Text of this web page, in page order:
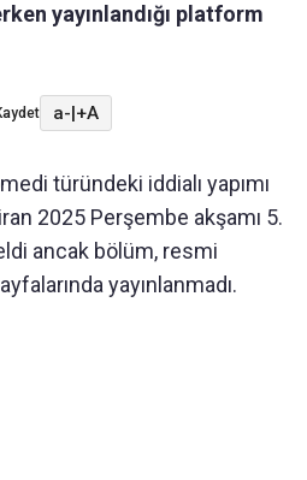
yayınlandığı platform
a-|+A
türündeki iddialı yapımı
2025 Perşembe akşamı 5.
ancak bölüm, resmi
yayınlanmadı.